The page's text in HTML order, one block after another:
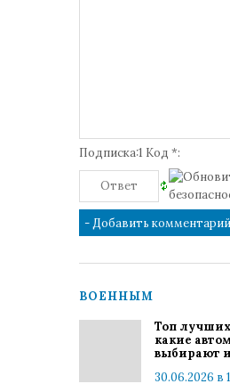
Подписка:1 Код *:
ВОЕННЫМ
Топ
какие
выбирают
30.06.2026 в